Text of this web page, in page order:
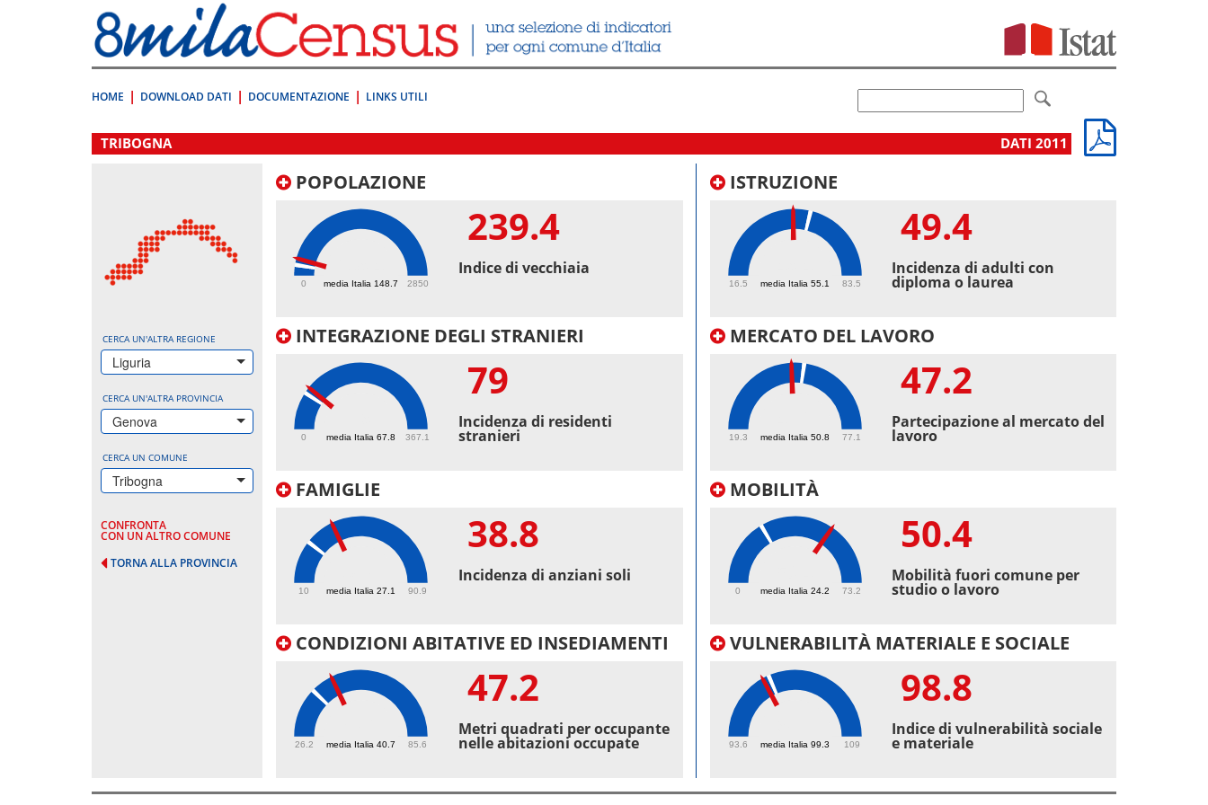
direttamente
a:
Contenuto
HOME DOWNLOAD DATI DOCUMENTAZIONE LINKS UTILI
.
TRIBOGNA DATI 2011
CERCA UN'ALTRA REGIONE
Liguria
CERCA UN'ALTRA PROVINCIA
Genova
CERCA UN COMUNE
Tribogna
CONFRONTA
CON UN ALTRO COMUNE
TORNA ALLA PROVINCIA
POPOLAZIONE
media Italia 148.7
0 2850
239.4
Indice di vecchiaia
INTEGRAZIONE DEGLI STRANIERI
media Italia 67.8
0 367.1
79
Incidenza di residenti
stranieri
FAMIGLIE
media Italia 27.1
10 90.9
38.8
Incidenza di anziani soli
CONDIZIONI ABITATIVE ED INSEDIAMENTI
media Italia 40.7
26.2 85.6
47.2
Metri quadrati per occupante
nelle abitazioni occupate
ISTRUZIONE
media Italia 55.1
16.5 83.5
49.4
Incidenza di adulti con
diploma o laurea
MERCATO DEL LAVORO
media Italia 50.8
19.3 77.1
47.2
Partecipazione al mercato del
lavoro
MOBILITÀ
media Italia 24.2
0 73.2
50.4
Mobilità fuori comune per
studio o lavoro
VULNERABILITÀ MATERIALE E SOCIALE
media Italia 99.3
93.6 109
98.8
Indice di vulnerabilità sociale
e materiale